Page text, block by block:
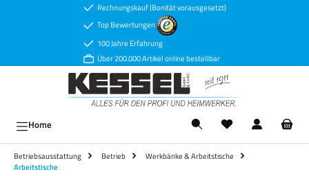
Zum Hauptinhalt springenRechnungskauf (Bonität vorausgesetzt)
Top Bewertungen
100 Jahre Erfahrung
Über 200.000 Artikel online bestellbar
Home
Betriebsausstattung Betrieb
Werkbänke & Arbeitstische
Arbeitstische